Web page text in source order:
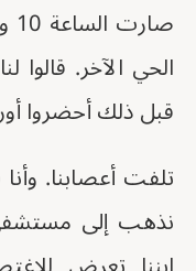
الحي الآخر.
قبل ذلك أحضروا
تلفت أعصابنا.
نذهب إلى